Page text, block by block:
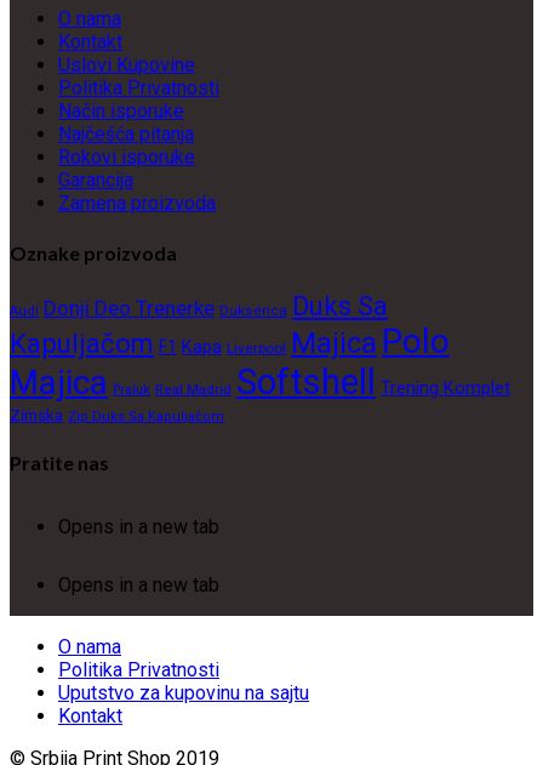
O nama
Kontakt
Uslovi Kupovine
Politika Privatnosti
Način isporuke
Najčešća pitanja
Rokovi isporuke
Garancija
Zamena proizvoda
Oznake proizvoda
Audi Donji Deo Trenerke Dukserica Duks Sa
Kapuljačom F1 Kapa Liverpool Majica Polo
Majica Prsluk Real Madrid Softshell Trening Komplet
Zimska Zip Duks Sa Kapuljačom
Pratite nas
Opens in a new tab
Opens in a new tab
O nama
Politika Privatnosti
Uputstvo za kupovinu na sajtu
Kontakt
© Srbija Print Shop 2019